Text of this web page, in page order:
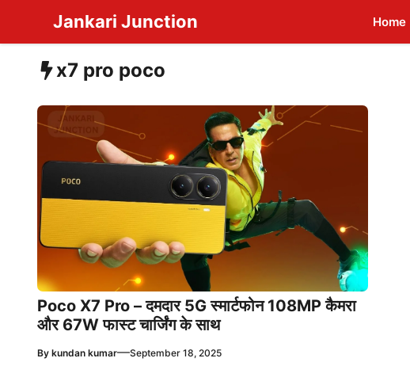
content
Jankari Junction Home
x7 pro poco
Poco X7 Pro – दमदार 5G स्मार्टफोन 108MP कैमरा
और 67W फास्ट चार्जिंग के साथ
By kundan kumar—September 18, 2025